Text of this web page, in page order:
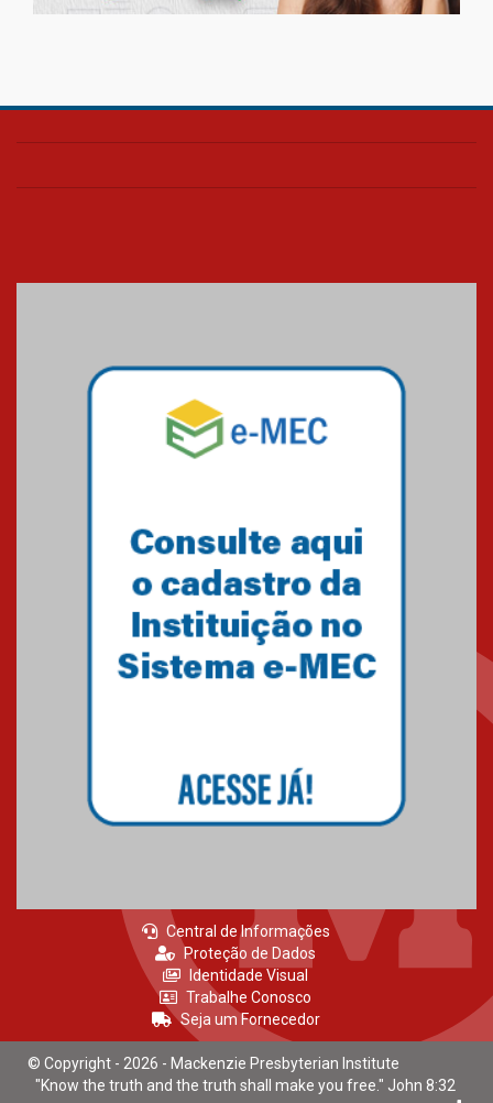
Central de Informações
Proteção de Dados
Identidade Visual
Trabalhe Conosco
Seja um Fornecedor
© Copyright - 2026 - Mackenzie Presbyterian Institute
"Know the truth and the truth shall make you free." John 8:32